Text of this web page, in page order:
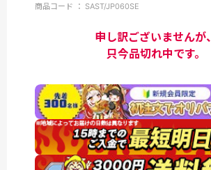
商品コード ： SAST/JP060SE
申し訳ございませんが、
只今品切れ中です。